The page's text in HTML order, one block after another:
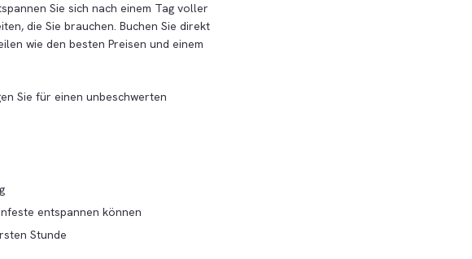
Sie sich nach einem Tag voller
die Sie brauchen. Buchen Sie direkt
wie den besten Preisen und einem
Sie für einen unbeschwerten
entspannen können
Stunde